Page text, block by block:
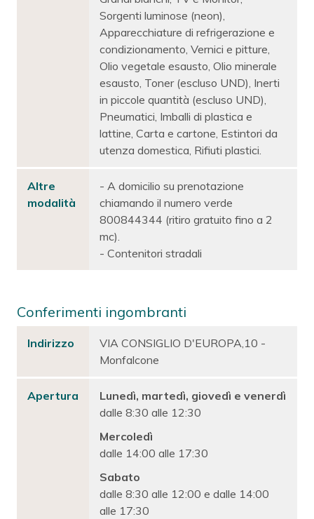
Sorgenti luminose (neon),
Apparecchiature di refrigerazione e
condizionamento, Vernici e pitture,
Olio vegetale esausto, Olio minerale
esausto, Toner (escluso UND), Inerti
in piccole quantità (escluso UND),
Pneumatici, Imballi di plastica e
lattine, Carta e cartone, Estintori da
utenza domestica, Rifiuti plastici.
Altre
modalità
- A domicilio su prenotazione
chiamando il numero verde
800844344 (ritiro gratuito fino a 2
mc).
- Contenitori stradali
Conferimenti ingombranti
Indirizzo
VIA CONSIGLIO D'EUROPA,10 -
Monfalcone
Apertura
Lunedì, martedì, giovedì e venerdì
dalle 8:30 alle 12:30
Mercoledì
dalle 14:00 alle 17:30
Sabato
dalle 8:30 alle 12:00 e dalle 14:00
alle 17:30